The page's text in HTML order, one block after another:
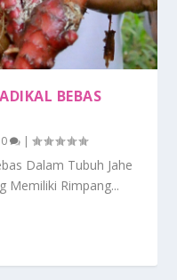
BEBAS
0 |
Dalam Tubuh Jahe
Memiliki Rimpang...